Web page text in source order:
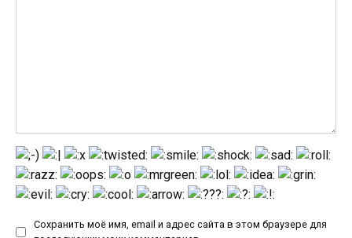
Сохранить моё имя, email и адрес сайта в этом браузере для